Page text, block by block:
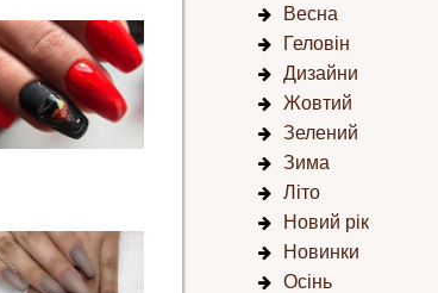
Весна
Геловін
Дизайни
Жовтий
Зелений
Зима
Літо
Новий рік
Новинки
Осінь